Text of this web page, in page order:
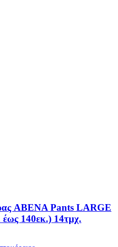
ABENA Pants LARGE
έως 140εκ.) 14τμχ.